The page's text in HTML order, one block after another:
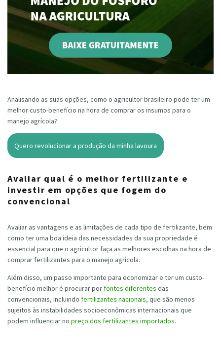
Analisando as suas opções, como o agricultor brasileiro pode ter um
melhor custo-benefício na hora de comprar os insumos para o
manejo agrícola?
Quero revolucionar a produção da minha lavoura
Avaliar qual é o melhor fertilizante e
investir em opções que fogem do
convencional
Avaliar as vantagens e as limitações de cada tipo de fertilizante, bem
como ter uma boa ideia das necessidades da sua propriedade é
essencial para que o agricultor faça as melhores escolhas na hora de
comprar fertilizantes para o manejo agrícola.
Além disso, um passo importante para economizar e ter um custo-
benefício melhor é procurar porfontes diferentes das
convencionais, incluindo fertilizantes nacionais, que são menos
sujeitos às instabilidades socioeconômicas internacionais que
podem influenciar no preço dos fertilizantes importados.